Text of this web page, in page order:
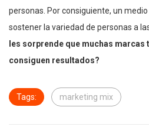
personas. Por consiguiente, un
sostener la variedad de personas a
les sorprende que muchas marcas
consiguen resultados?
Tags: marketing mix